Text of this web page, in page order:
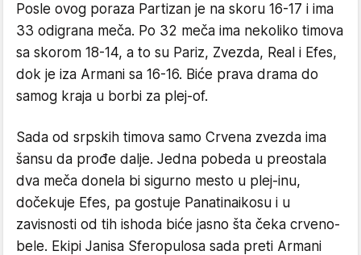
Posle ovog poraza Partizan je na skoru 16-17 i ima
33 odigrana meča. Po 32 meča ima nekoliko timova
sa skorom 18-14, a to su Pariz, Zvezda, Real i Efes,
dok je iza Armani sa 16-16. Biće prava drama do
samog kraja u borbi za plej-of.
Sada od srpskih timova samo Crvena zvezda ima
šansu da prođe dalje. Jedna pobeda u preostala
dva meča donela bi sigurno mesto u plej-inu,
dočekuje Efes, pa gostuje Panatinaikosu i u
zavisnosti od tih ishoda biće jasno šta čeka crveno-
bele. Ekipi Janisa Sferopulosa sada preti Armani